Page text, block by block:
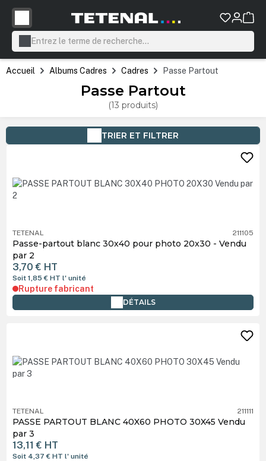
principal
Accueil Albums Cadres Cadres Passe Partout
Passe Partout
(13 produits)
TRIER ET FILTRER
TETENAL 211105
Passe-partout blanc 30x40 pour photo 20x30 - Vendu
par 2
3,70 € HT
Soit 1,85 €HTl' unité
Rupture fabricant
DÉTAILS
TETENAL 211111
PASSE PARTOUT BLANC 40X60 PHOTO 30X45 Vendu
par 3
13,11 € HT
Soit 4,37 €HTl' unité